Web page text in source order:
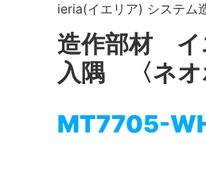
ieria(イエリア) システム
造作部材 イ
入隅 〈ネオ
MT7705-